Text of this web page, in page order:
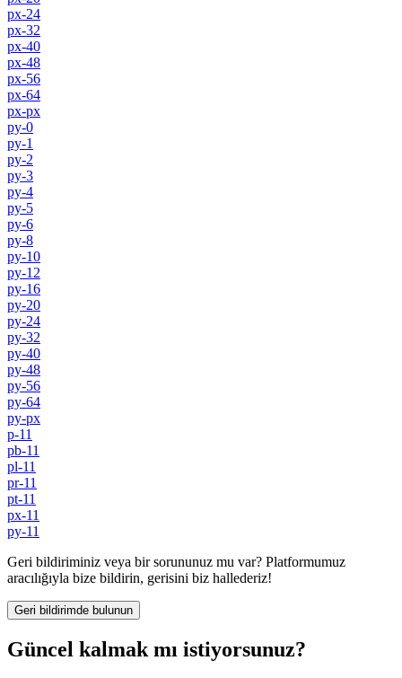
px-24
px-32
px-40
px-48
px-56
px-64
px-px
py-0
py-1
py-2
py-3
py-4
py-5
py-6
py-8
py-10
py-12
py-16
py-20
py-24
py-32
py-40
py-48
py-56
py-64
py-px
p-11
pb-11
pl-11
pr-11
pt-11
px-11
py-11
Geri bildiriminiz veya bir sorununuz mu var? Platformumuz
aracılığıyla bize bildirin, gerisini biz hallederiz!
Geri bildirimde bulunun
Güncel kalmak mı istiyorsunuz?